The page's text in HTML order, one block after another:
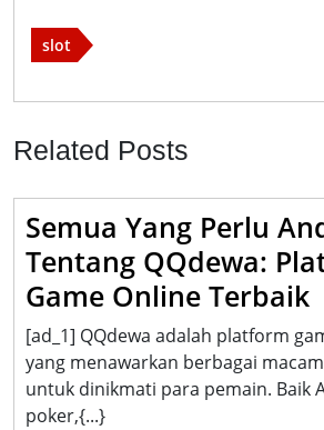
slot
Related Posts
Semua Yang Perlu
Tentang QQdewa:
Game Online Terbaik
[ad_1] QQdewa adalah platform
yang menawarkan berbagai
untuk dinikmati para pemain. Baik
poker,{...}